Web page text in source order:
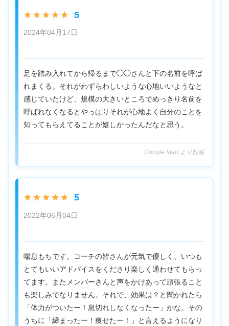
★★★★★ 5
2024年04月17日
足を踏み入れてから帰るまで◯◯さんと下の名前を呼ば
れまくる。それがわずらわしいような心地いいようなと
感じていたけど、規模の大きいところでめっきり名前を
呼ばれなくなるとやっぱりそれが心地よく自分のことを
知ってもらえてることが嬉しかったんだなと思う。
Google Map より転載
★★★★★ 5
2022年06月04日
喘息もちです。コーチの皆さんが元気で優しく、いつも
とてもいいアドバイスをくださり楽しく通わせてもらっ
てます。またメンバーさんと声をかけあって頑張ること
も楽しみでなりません。それで、効果は？と聞かれたら
「体力がついたー！息切れしなくなったー」かな。その
うちに「締まったー！痩せたー！」と言えるようになり